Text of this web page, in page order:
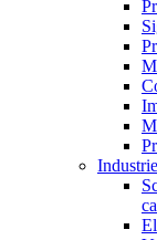
Industrie